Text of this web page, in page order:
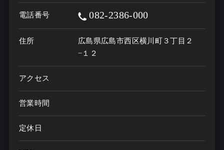
電話番号 082-2386-000
住所
広島県広島市西区横川町３丁目２
−１２
アクセス
営業時間
定休日